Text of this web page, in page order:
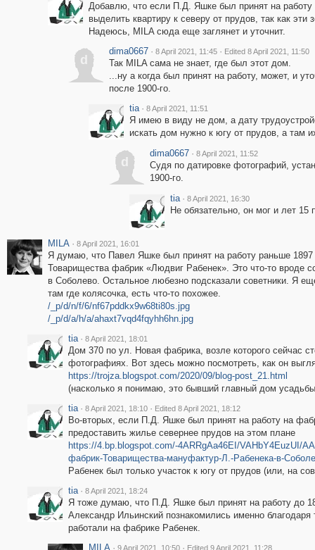
Добавлю, что если П.Д. Яшке был принят на работу
выделить квартиру к северу от прудов, так как
Надеюсь, MILA сюда еще заглянет и уточнит.
d
dima0667 · 8 April 2021, 11:45 · Edited 8 April 2021, 11:50
Так MILA сама не знает, где был этот дом.
...ну а когда был принят на работу, может, и
после 1900-го.
tia · 8 April 2021, 11:51
Я имею в виду не дом, а дату
искать дом нужно к югу от прудов, а там
d
dima0667 · 8 April 2021, 11:52
Судя по датировке фотографий,
1900-го.
tia · 8 April 2021, 16:30
Не обязательно, он мог и лет 15
MILA · 8 April 2021, 16:01
Я думаю, что Павел Яшке был принят на работу раньше
Товарищества фабрик «Людвиг Рабенек». Это что-то вроде
в Соболево. Остальное любезно подсказали советники. Я
там где колясочка, есть что-то похожее.
/_p/d/n/f/6/nf67pddkx9w68ti80s.jpg
/_p/d/a/h/a/ahaxt7vqd4fqyhh6hn.jpg
tia · 8 April 2021, 18:01
Дом 370 по ул. Новая фабрика, возле которого сейчас
фотографиях. Вот здесь можно посмотреть, как он
https://trojza.blogspot.com/2020/09/blog-post_21.html
(насколько я понимаю, это бывший главный дом
tia · 8 April 2021, 18:10 · Edited 8 April 2021, 18:12
Во-вторых, если П.Д. Яшке был принят на работу на
предоставить жилье севернее прудов на этом плане
https://4.bp.blogspot.com/-4ARRgAa46EI/VAHbY4EuzUI/
фабрик-Товарищества-мануфактур-Л.-Рабенека-в-
Рабенек был только участок к югу от прудов (или, на
tia · 8 April 2021, 18:24
Я тоже думаю, что П.Д. Яшке был принят на работу до
Александр Ильинский познакомились именно
работали на фабрике Рабенек.
MILA · 9 April 2021, 10:50 · Edited 9 April 2021, 11:28